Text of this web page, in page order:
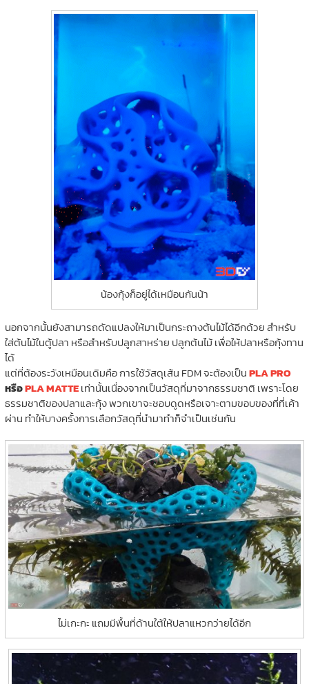
น้องกุ้งก็อยู่ได้เหมือนกันน้า
นอกจากนั้นยังสามารถดัดแปลงให้มาเป็นกระถางต้นไม้ได้อีกด้วย สำหรับ
ใส่ต้นไม้ในตู้ปลา หรือสำหรับปลูกสาหร่าย ปลูกต้นไม้ เพื่อให้ปลาหรือกุ้งทาน
ได้
แต่ที่ต้องระวังเหมือนเดิมคือ การใช้วัสดุเส้น FDM จะต้องเป็นPLA PRO
หรือPLA MATTEเท่านั้นเนื่องจากเป็นวัสดุที่มาจากธรรมชาติ เพราะโดย
ธรรมชาติของปลาและกุ้ง พวกเขาจะชอบดูดหรือเจาะตามขอบของที่ที่เค้า
ผ่าน ทำให้บางครั้งการเลือกวัสดุที่นำมาทำก็จำเป็นเช่นกัน
ไม่เกะกะ แถมมีพื้นที่ด้านใต้ให้ปลาแหวกว่ายได้อีก